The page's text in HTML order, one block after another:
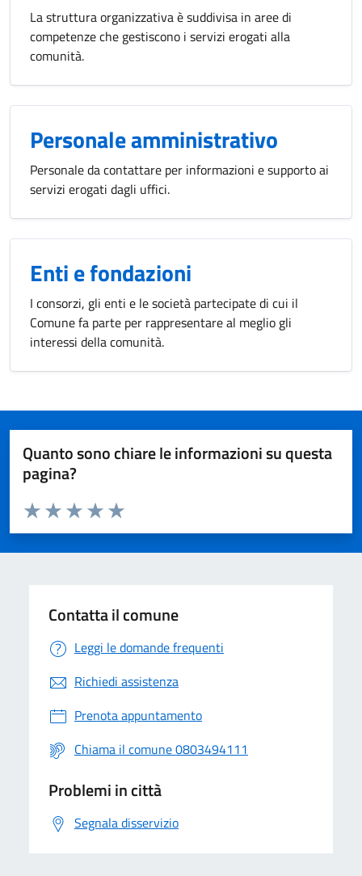
La struttura organizzativa è suddivisa in aree di
competenze che gestiscono i servizi erogati alla
comunità.
Personale amministrativo
Personale da contattare per informazioni e supporto ai
servizi erogati dagli uffici.
Enti e fondazioni
I consorzi, gli enti e le società partecipate di cui il
Comune fa parte per rappresentare al meglio gli
interessi della comunità.
Quanto sono chiare le informazioni su questa
pagina?
Valuta da 1 a 5 stelle la pagina
Valuta 5 stelle su 5
Valuta 4 stelle su 5
Valuta 3 stelle su 5
Valuta 2 stelle su 5
Valuta 1 stelle su 5
Contatta il comune
Leggi le domande frequenti
Richiedi assistenza
Prenota appuntamento
Chiama il comune 0803494111
Problemi in città
Segnala disservizio